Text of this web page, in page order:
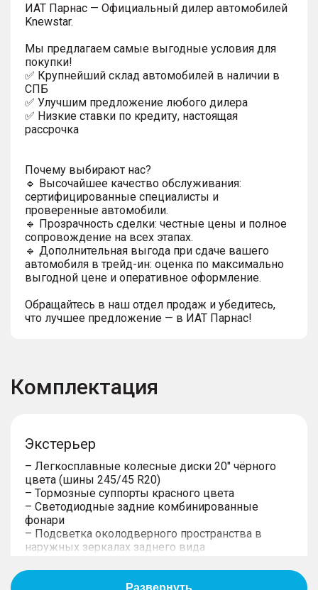
ИAT Парнас — Официальный дилер автомобилей
Knewstar.
Мы предлагаем самые выгодные условия для
покупки!
✅ Крупнейший склад автомобилей в наличии в
СПБ
✅ Улучшим предложение любого дилера
✅ Низкие ставки по кредиту, настоящая
рассрочка
Почему выбирают нас?
🔹 Высочайшее качество обслуживания:
сертифицированные специалисты и
проверенные автомобили.
🔹 Прозрачность сделки: честные цены и полное
сопровождение на всех этапах.
🔹 Дополнительная выгода при сдаче вашего
автомобиля в трейд-ин: оценка по максимально
выгодной цене и оперативное оформление.
Обращайтесь в наш отдел продаж и убедитесь,
что лучшее предложение — в ИАТ Парнас!
Комплектация
Экстерьер
– Легкосплавные колесные диски 20" чёрного
цвета (шины 245/45 R20)
– Тормозные суппорты красного цвета
– Светодиодные задние комбинированные
фонари
– Подсветка околодверного пространства в
наружных зеркалах заднего вида
– Рейлинги на крыше
– Светодиодные дневные ходовые огни и